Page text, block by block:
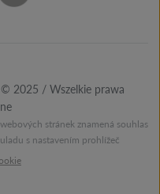
2025 / Wszelkie prawa
stránek znamená souhlas
s nastavením prohlížeč